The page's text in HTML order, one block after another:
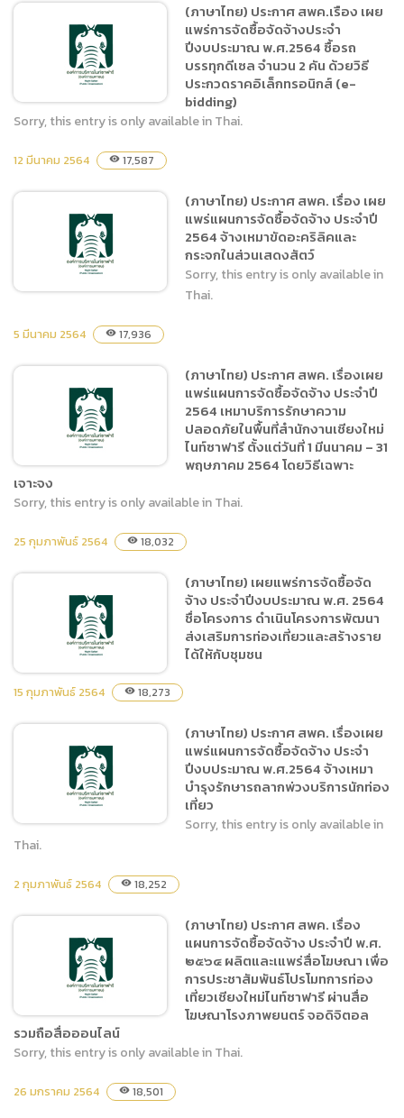
(ภาษาไทย) ประกาศ
สพค.เรื่อง เปลี่ยนแปลงแผน
การจัดซ์้อจัดจ้าง ประจำ
ปีงบประมาณ 2564
(ภาษาไทย) ประกาศ
สพค.เรือง เผยแพร่การจัดซื้อ
พ.ศ.2564 ซื้อรถบรรทุกดีเซล
จำนวน 2 คัน ด้วยวิธีประกวด
ราคอิเล็กทรอนิกส์ (e-
bidding)
(ภาษาไทย) ประกาศ สพค.เรือง เผย
แพร่การจัดซื้อจัดจ้างประจำ
ปีงบประมาณ พ.ศ.2564 ซื้อรถ
บรรทุกดีเซล จำนวน 2 คัน ด้วยวิธี
ประกวดราคอิเล็กทรอนิกส์ (e-
bidding)
Sorry, this entry is only available in Thai.
12 มีนาคม 2564 visibility 17,587
เรื่อง เผยแพร่แผนการจัดซื้อ
จัดจ้าง ประจำปี 2564 จ้างเห
มาขัดอะคริลิคและกระจกใน
ส่วนเสดงสัตว์
(ภาษาไทย) ประกาศ สพค. เรื่อง เผย
แพร่แผนการจัดซื้อจัดจ้าง ประจำปี
2564 จ้างเหมาขัดอะคริลิคและ
กระจกในส่วนเสดงสัตว์
Sorry, this entry is only available in
Thai.
5 มีนาคม 2564 visibility 17,936
(ภาษาไทย) ประกาศ สพค.
เรื่องเผยแพร่แผนการจัดซื้อ
จัดจ้าง ประจำปี 2564 เหมา
บริการรักษาความปลอดภัยใน
พื้นที่สำนักงานเชียงใหม่ไนท์
ซาฟารี ตั้งแต่วันที่ 1 มีนนาคม
– 31 พฤษภาคม 2564 โดยวิธี
เฉพาะเจาะจง
(ภาษาไทย) ประกาศ สพค. เรื่องเผย
แพร่แผนการจัดซื้อจัดจ้าง ประจำปี
2564 เหมาบริการรักษาความ
ปลอดภัยในพื้นที่สำนักงานเชียงใหม่
ไนท์ซาฟารี ตั้งแต่วันที่ 1 มีนนาคม – 31
พฤษภาคม 2564 โดยวิธีเฉพาะ
เจาะจง
Sorry, this entry is only available in Thai.
25 กุมภาพันธ์ 2564 visibility 18,032
จัดจ้าง ประจำปีงบประมาณ
พ.ศ. 2564 ชื่อโครงการ
ดำเนินโครงการพัฒนาส่ง
เสริมการท่องเที่ยวและสร้าง
รายได้ให้กับชุมชน
(ภาษาไทย) เผยแพร่การจัดซื้อจัด
จ้าง ประจำปีงบประมาณ พ.ศ. 2564
ชื่อโครงการ ดำเนินโครงการพัฒนา
ส่งเสริมการท่องเที่ยวและสร้างราย
ได้ให้กับชุมชน
15 กุมภาพันธ์ 2564 visibility 18,273
(ภาษาไทย) ประกาศ สพค.
พ.ศ.2564 จ้างเหมาบำรุง
รักษารถลากพ่วงบริการนัก
(ภาษาไทย) ประกาศ สพค. เรื่องเผย
แพร่แผนการจัดซื้อจัดจ้าง ประจำ
ปีงบประมาณ พ.ศ.2564 จ้างเหมา
บำรุงรักษารถลากพ่วงบริการนักท่อง
เที่ยว
Sorry, this entry is only available in
Thai.
2 กุมภาพันธ์ 2564 visibility 18,252
(ภาษาไทย) ประกาศ สพค.
เรื่อง แผนการจัดซื้อจัดจ้าง
(ภาษาไทย) ประกาศ สพค. เรื่อง
แผนการจัดซื้อจัดจ้าง ประจำปี พ.ศ.
๒๕๖๔ ผลิตและเแพร่สื่อโฆษณา เพื่อ
การประชาสัมพันธ์โปรโมทการท่อง
เที่ยวเชียงใหม่ไนท์ซาฟารี ผ่านสื่อ
โฆษณาโรงภาพยนตร์ จอดิจิตอล
รวมถือสื่อออนไลน์
Sorry, this entry is only available in Thai.
26 มกราคม 2564 visibility 18,501